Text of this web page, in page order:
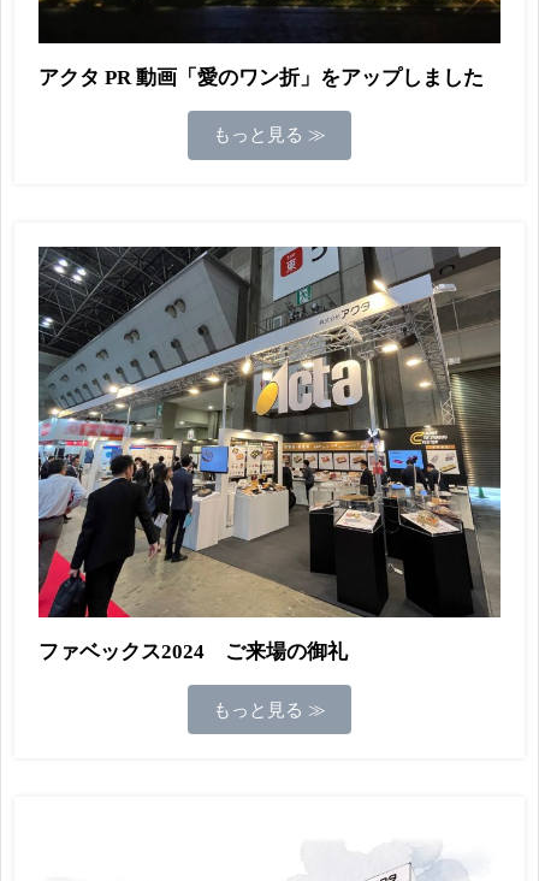
アクタ PR 動画「愛のワン折」をアップしました
もっと見る ≫
ファベックス2024 ご来場の御礼
もっと見る ≫